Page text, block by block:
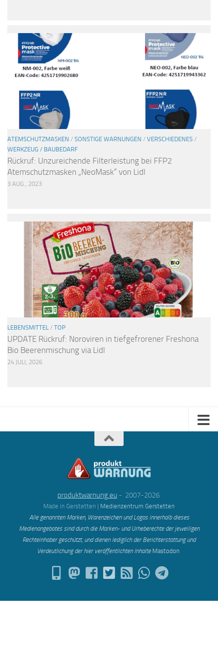
ATEMSCHUTZMASKEN / SONSTIGE WARNUNGEN / VERSCHIEDENES /
WERKZEUG / BAUBEDARF
Rückruf: Unzureichende Filterleistung bei FFP2
Atemschutzmasken „NeoMask“ von Lidl
3 AUG., 2023
LEBENSMITTEL / TOP
UPDATE Rückruf: Noroviren in tiefgefrorener Freshona
Bio Beerenmischung via Lidl
24 JULI, 2026
produktwarnung.eu - 2007-2026
Made in Gerstetten | Medienzentrum Gerstetten
Alle genannten Marken, Warenzeichen und Logos innerhalb dieses
Medienangebotes sind durch die Marken- und Urheberechte der jeweiligen
Rechteinhaber geschützt, und dienen lediglich der Berichterstattung und
Verdeutlichung der hier veröffentlichten Inhalte Mastodon